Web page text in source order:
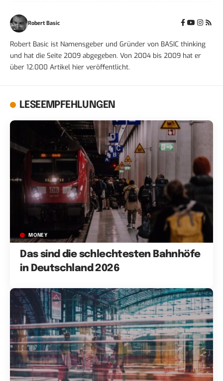
Robert Basic
Robert Basic ist Namensgeber und Gründer von BASIC thinking
und hat die Seite 2009 abgegeben. Von 2004 bis 2009 hat er
über 12.000 Artikel hier veröffentlicht.
LESEEMPFEHLUNGEN
MONEY
Das sind die schlechtesten Bahnhöfe
in Deutschland 2026